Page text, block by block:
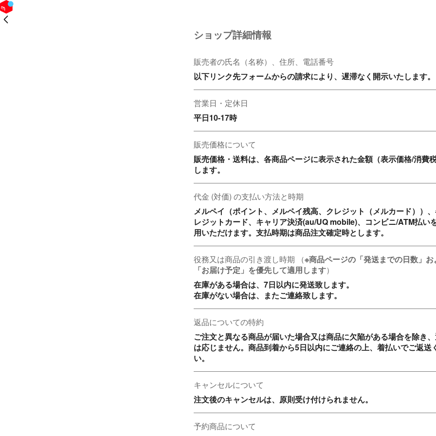
戻る
ショップ詳細情報
販売者の氏名（名称）、住所、電話番号
以下リンク先フォームからの請求により、遅滞なく開示いたします。
営業日・定休日
平日10-17時
販売価格について
販売価格・送料は、各商品ページに表示された金額（表示価格/消費
します。
代金 (対価) の支払い方法と時期
メルペイ（ポイント、メルペイ残高、クレジット（メルカード））
レジットカード、キャリア決済(au/UQ mobile)、コンビニ/ATM払い
用いただけます。支払時期は商品注文確定時とします。
役務又は商品の引き渡し時期 （※商品ページの「発送までの日数」お
「お届け予定」を優先して適用します）
在庫がある場合は、7日以内に発送致します。
在庫がない場合は、またご連絡致します。
返品についての特約
ご注文と異なる商品が届いた場合又は商品に欠陥がある場合を除き
は応じません。商品到着から5日以内にご連絡の上、着払いでご返送
い。
キャンセルについて
注文後のキャンセルは、原則受け付けられません。
予約商品について